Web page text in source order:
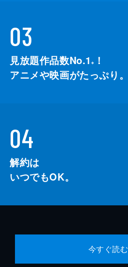
03
見放題作品数No.1 ※
！
アニメや映画がたっぷり。
04
解約は
いつでもOK。
今すぐ読む